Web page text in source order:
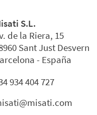
S.L.
de la Riera, 15
Sant Just Desvern
- España
934 404 727